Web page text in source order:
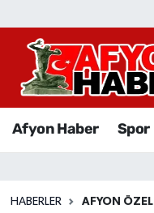
Afyon Haber Spor
HABERLER AFYON ÖZEL
Afyon Haber